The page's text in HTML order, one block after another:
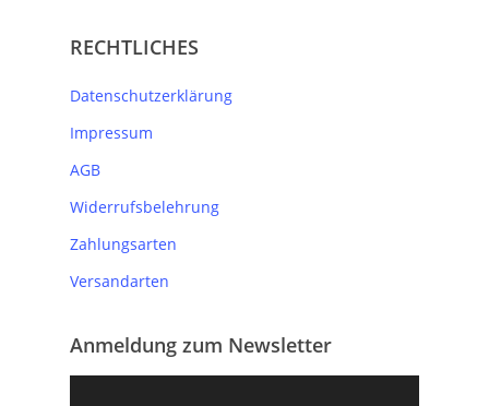
RECHTLICHES
Datenschutzerklärung
Impressum
AGB
Widerrufsbelehrung
Zahlungsarten
Versandarten
Anmeldung zum Newsletter